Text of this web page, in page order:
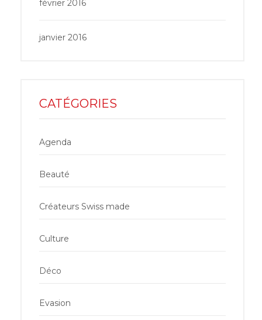
février 2016
janvier 2016
CATÉGORIES
Agenda
Beauté
Créateurs Swiss made
Culture
Déco
Evasion